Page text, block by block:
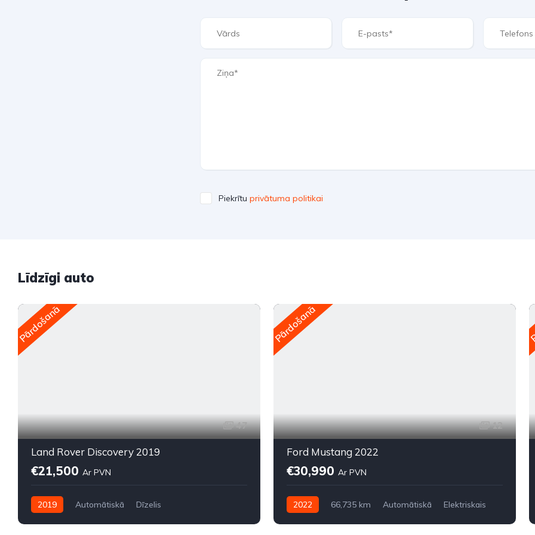
Piekrītu privātuma politikai
Līdzīgi auto
Pārdošanā
47
Land Rover Discovery 2019
€21,500 Ar PVN
2019 Automātiskā
Dīzelis
Pārdošanā
12
Ford Mustang 2022
€30,990 Ar PVN
2022 66,735 km Automātiskā
Elektriskais